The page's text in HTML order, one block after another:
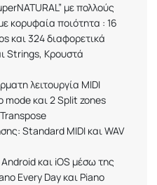
με πολλούς
κορυφαία ποιότητα : 16
και 324 διαφορετικά
Strings, Κρουστά
λειτουργία MIDI
mode και2 Split zones
Transpose
Standard MIDI καιWAV
Android και iOS μέσω της
Εvery Day και Piano